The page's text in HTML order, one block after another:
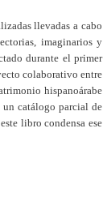
llevadas a cabo
imaginarios y
durante el primer
colaborativo entre
hispanoárabe
un catálogo parcial de
libro condensa ese